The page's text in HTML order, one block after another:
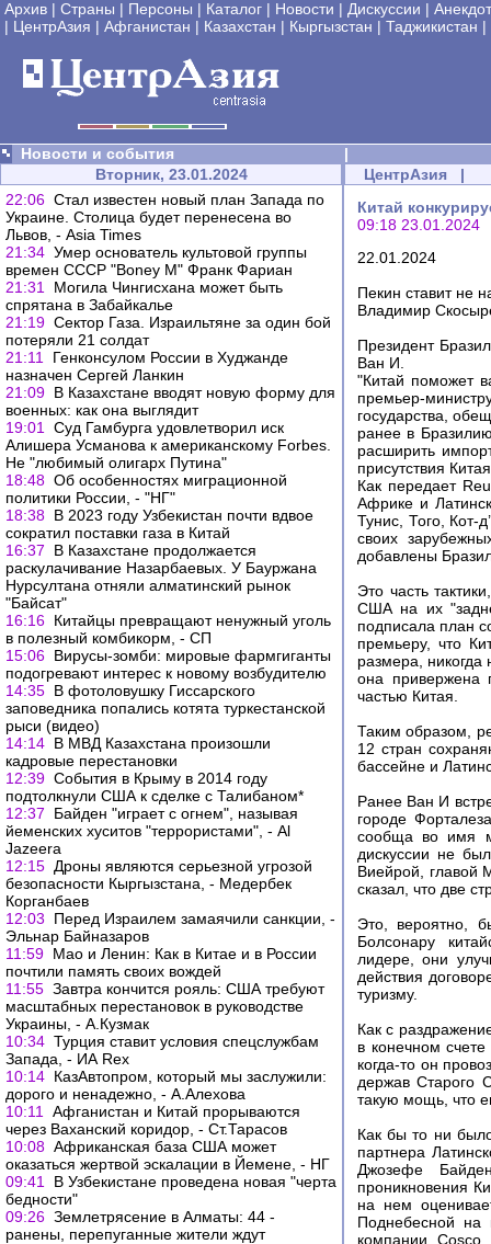
Архив | Страны | Персоны | Каталог | Новости | Дискуссии |
| ЦентрАзия | Афганистан | Казахстан | Кыргызстан | Таджикистан |
Новости и события
|
Вторник, 23.01.2024
22:06 Стал известен новый план Запада по
Украине. Столица будет перенесена во
Львов, - Asia Times
21:34 Умер основатель культовой группы
времен СССР "Boney M" Франк Фариан
21:31
Могила Чингисхана может быть
спрятана в Забайкалье
21:19 Сектор Газа. Израильтяне за один бой
потеряли 21 солдат
21:11
Генконсулом России в Худжанде
назначен Сергей Ланкин
21:09 В Казахстане вводят новую форму для
военных: как она выглядит
19:01
Суд Гамбурга удовлетворил иск
Алишера Усманова к американскому Forbes.
Не "любимый олигарх Путина"
18:48 Об особенностях миграционной
политики России, - "НГ"
18:38 В 2023 году Узбекистан почти вдвое
сократил поставки газа в Китай
16:37
В Казахстане продолжается
раскулачивание Назарбаевых. У Бауржана
Нурсултана отняли алматинский рынок
"Байсат"
16:16 Китайцы превращают ненужный уголь
в полезный комбикорм, - СП
15:06 Вирусы-зомби: мировые фармгиганты
подогревают интерес к новому возбудителю
14:35 В фотоловушку Гиссарского
заповедника попались котята туркестанской
рыси (видео)
14:14 В МВД Казахстана произошли
кадровые перестановки
12:39 События в Крыму в 2014 году
подтолкнули США к сделке с Талибаном*
12:37
Байден "играет с огнем", называя
йеменских хуситов "террористами", - Al
Jazeera
12:15 Дроны являются серьезной угрозой
безопасности Кыргызстана, - Медербек
Корганбаев
12:03
Перед Израилем замаячили санкции, -
Эльнар Байназаров
11:59 Мао и Ленин: Как в Китае и в России
почтили память своих вождей
11:55 Завтра кончится рояль: США требуют
масштабных перестановок в руководстве
Украины, - А.Кузмак
10:34 Турция ставит условия спецслужбам
Запада, - ИА Rex
10:14 КазАвтопром, который мы заслужили:
дорого и ненадежно, - А.Алехова
10:11
Афганистан и Китай прорываются
через Ваханский коридор, - Ст.Тарасов
10:08 Африканская база США может
оказаться жертвой эскалации в Йемене, - НГ
09:41
В Узбекистане проведена новая "черта
бедности"
09:26 Землетрясение в Алматы: 44 -
ранены, перепуганные жители ждут
ЦентрАзия |
Китай
09:18 23.01.2024
22.01.2024
Пекин ставит не
Владимир
Президент
Ван И.
"Китай поможет
премьер-
государства,
ранее в
расширить
присутствия
Как передает
Африке и
Тунис, Того, Кот-
своих
добавлены
Это часть
США на их
подписала план
премьеру, что
размера, никогда
она привержена
частью Китая.
Таким образом,
12 стран
бассейне и
Ранее Ван И
городе
сообща во имя
дискуссии не
Виейрой, главой
сказал, что две
Это, вероятно,
Болсонару
лидере, они
действия
туризму.
Как с
в конечном
когда-то он
держав Старого
такую мощь, что
Как бы то ни
партнера
Джозефе
проникновения
на нем
Поднебесной на
компании